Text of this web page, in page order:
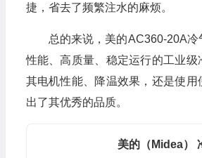
捷，省去了频繁注水的麻烦。
总的来说，美的AC360-20A
性能、高质量、稳定运行的工业级
其电机性能、降温效果，还是使用
出了其优秀的品质。
美的（Midea）